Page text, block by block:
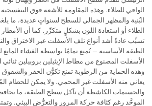
الواقي للطلاء. وهذه المقاومة للأشعة فوق
البُنية والمظهر الجمالي للسطح لسنواتٍ عديدة، ما
الطلاء أو استعادة اللون بشكلٍ متكرِّر. كما أن
تسبِّب عادةً أشد أنواع تلف الأسفلت عبر الاختراق
الطبقة الأساسية — تُمنع تمامًا بواسطة الغشاء المانع
وهذه الحماية من الرطوبة تمنع تكوُّن الحفر
يعاني منه الأسفلت غير المحمي. ولا يمكن للحطام
والجسيمات الكاشطة أن تآكل سطح الطبقة، ما
الموحَّد رغم كثافة حركة المرور والتعرُّض البيئي.